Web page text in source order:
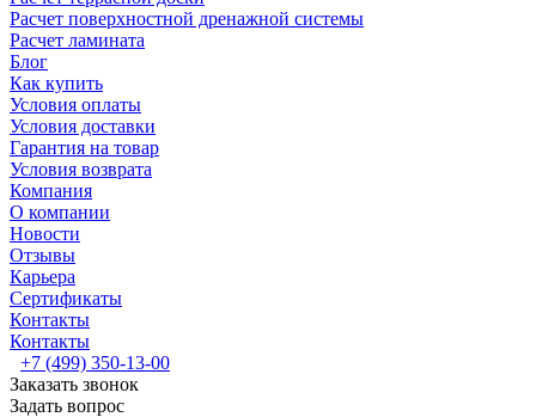
Расчет поверхностной дренажной системы
Расчет ламината
Блог
Как купить
Условия оплаты
Условия доставки
Гарантия на товар
Условия возврата
Компания
О компании
Новости
Отзывы
Карьера
Сертификаты
Контакты
Контакты
+7 (499) 350-13-00
Заказать звонок
Задать вопрос